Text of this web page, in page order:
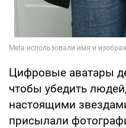
Цифровые аватары
чтобы убедить
настоящими
присылали